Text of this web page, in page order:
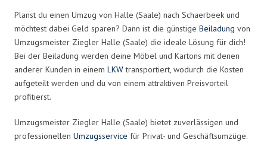
Planst du einen Umzug von Halle (Saale) nach Schaerbeek und
möchtest dabei Geld sparen? Dann ist die günstige Beiladung von
Umzugsmeister Ziegler Halle (Saale) die ideale Lösung für dich!
Bei der Beiladung werden deine Möbel und Kartons mit denen
anderer Kunden in einem LKWtransportiert, wodurch die Kosten
aufgeteilt werden und du von einem attraktiven Preisvorteil
profitierst.
Umzugsmeister Ziegler Halle (Saale) bietet zuverlässigen und
professionellen Umzugsservice für Privat- und Geschäftsumzüge.